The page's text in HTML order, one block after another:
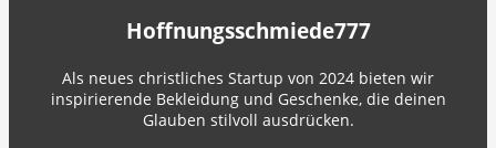
Hoffnungsschmiede777
Als neues christliches Startup von 2024 bieten wir
inspirierende Bekleidung und Geschenke, die deinen
Glauben stilvoll ausdrücken.